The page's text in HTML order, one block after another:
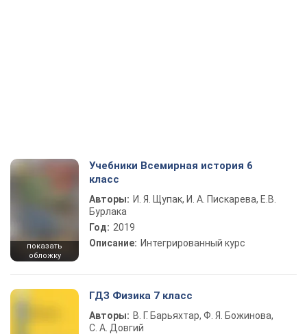
показать
обложку
Учебники Всемирная история 6
класс
Авторы: И. Я. Щупак, И. А. Пискарева, Е.В.
Бурлака
Год: 2019
Описание: Интегрированный курс
ГДЗ Физика 7 класс
Авторы: В. Г. Барьяхтар, Ф. Я. Божинова,
С. А. Довгий